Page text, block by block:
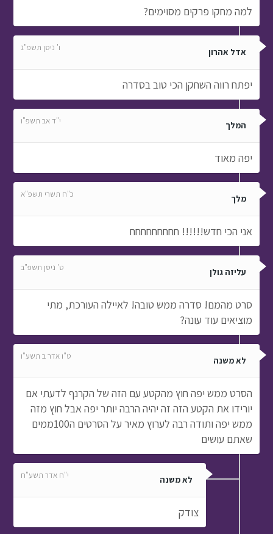
למה מחקו פרקים מסוימים?
אדל אהרון ו' ניסן תשפ"ג
יפתח רווה השחקן הכי טוב בסדרה
המלך י"ד אב תשפ"ו
יפה מאוד
מלך כ"ח תשרי תשפ"א
אני הכי חדש!!!!!! חחחחחחחחח
עליזה גולן ט' ניסן תשפ"ב
סרט מהמם! סדרה ממש טובה! לאיילה העורכת, מתי
מוציאים עוד עונה?
לא משנה ט"ו אדר ב תשע"ו
הסרט ממש יפה חוץ מהקטע עם הזה של הקרנף לדעתי אם
יורידו את הקטע הזה זה יהיה הרבה יותר יפה אבל חוץ מזה
ממש יפה ותודה רבה לערוץ מאיר על הסרטים ה100ממים
שאתם עושים
לא משנה י"ח אדר תשע"ח
צודק